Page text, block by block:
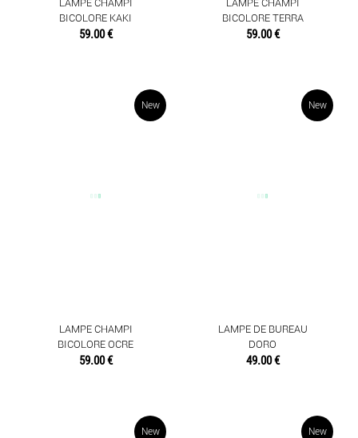
LAMPE CHAMPI
BICOLORE KAKI
59.00 €
LAMPE CHAMPI
BICOLORE TERRA
59.00 €
New
LAMPE CHAMPI
BICOLORE OCRE
59.00 €
New
LAMPE DE BUREAU
DORO
49.00 €
New New